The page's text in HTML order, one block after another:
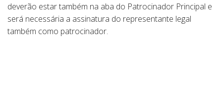
deverão estar também na aba do Patrocinador Principal e
será necessária a assinatura do representante legal
também como patrocinador.